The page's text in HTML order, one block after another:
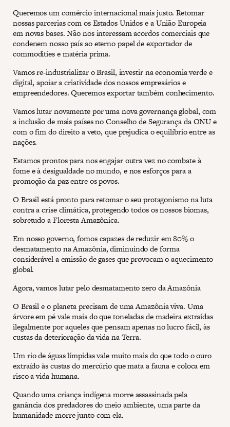
Queremos um comércio internacional mais justo. Retomar
nossas parcerias com os Estados Unidos e a União Europeia
em novas bases. Não nos interessam acordos comerciais que
condenem nosso país ao eterno papel de exportador de
commodities e matéria prima.
Vamos re-industrializar o Brasil, investir na economia verde e
digital, apoiar a criatividade dos nossos empresários e
empreendedores. Queremos exportar também conhecimento.
Vamos lutar novamente por uma nova governança global, com
a inclusão de mais países no Conselho de Segurança da ONU e
com o fim do direito a veto, que prejudica o equilíbrio entre as
nações.
Estamos prontos para nos engajar outra vez no combate à
fome e à desigualdade no mundo, e nos esforços para a
promoção da paz entre os povos.
O Brasil está pronto para retomar o seu protagonismo na luta
contra a crise climática, protegendo todos os nossos biomas,
sobretudo a Floresta Amazônica.
Em nosso governo, fomos capazes de reduzir em 80% o
desmatamento na Amazônia, diminuindo de forma
considerável a emissão de gases que provocam o aquecimento
global.
Agora, vamos lutar pelo desmatamento zero da Amazônia
O Brasil e o planeta precisam de uma Amazônia viva. Uma
árvore em pé vale mais do que toneladas de madeira extraídas
ilegalmente por aqueles que pensam apenas no lucro fácil, às
custas da deterioração da vida na Terra.
Um rio de águas límpidas vale muito mais do que todo o ouro
extraído às custas do mercúrio que mata a fauna e coloca em
risco a vida humana.
Quando uma criança indígena morre assassinada pela
ganância dos predadores do meio ambiente, uma parte da
humanidade morre junto com ela.